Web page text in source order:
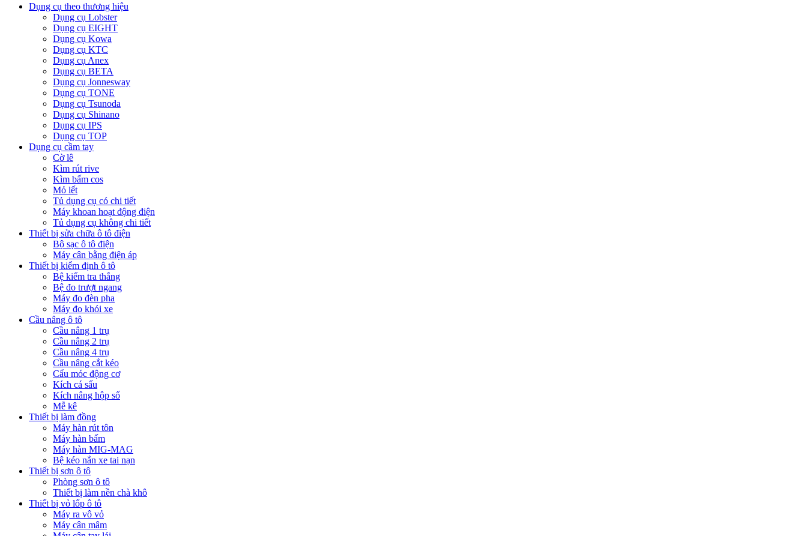
Dụng cụ theo thương hiệu
Dụng cụ Lobster
Dụng cụ EIGHT
Dụng cụ Kowa
Dụng cụ KTC
Dụng cụ Anex
Dụng cụ BETA
Dụng cụ Jonnesway
Dụng cụ TONE
Dụng cụ Tsunoda
Dụng cụ Shinano
Dụng cụ IPS
Dụng cụ TOP
Dụng cụ cầm tay
Cờ lê
Kìm rút rive
Kìm bấm cos
Mỏ lết
Tủ dụng cụ có chi tiết
Máy khoan hoạt động điện
Tủ dụng cụ không chi tiết
Thiết bị sửa chữa ô tô điện
Bộ sạc ô tô điện
Máy cân bằng điện áp
Thiết bị kiểm định ô tô
Bệ kiểm tra thắng
Bệ đo trượt ngang
Máy đo đèn pha
Máy đo khói xe
Cầu nâng ô tô
Cầu nâng 1 trụ
Cầu nâng 2 trụ
Cầu nâng 4 trụ
Cầu nâng cắt kéo
Cẩu móc động cơ
Kích cá sấu
Kích nâng hộp số
Mễ kê
Thiết bị làm đồng
Máy hàn rút tôn
Máy hàn bấm
Máy hàn MIG-MAG
Bệ kéo nắn xe tai nạn
Thiết bị sơn ô tô
Phòng sơn ô tô
Thiết bị làm nền chà khô
Thiết bị vỏ lốp ô tô
Máy ra vô vỏ
Máy cân mâm